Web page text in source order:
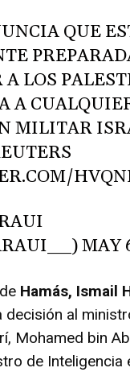
QUE
A LOS
A
MILITAR
MAY
Hamás, Ismail
decisión al
Mohamed bin
de Inteligencia